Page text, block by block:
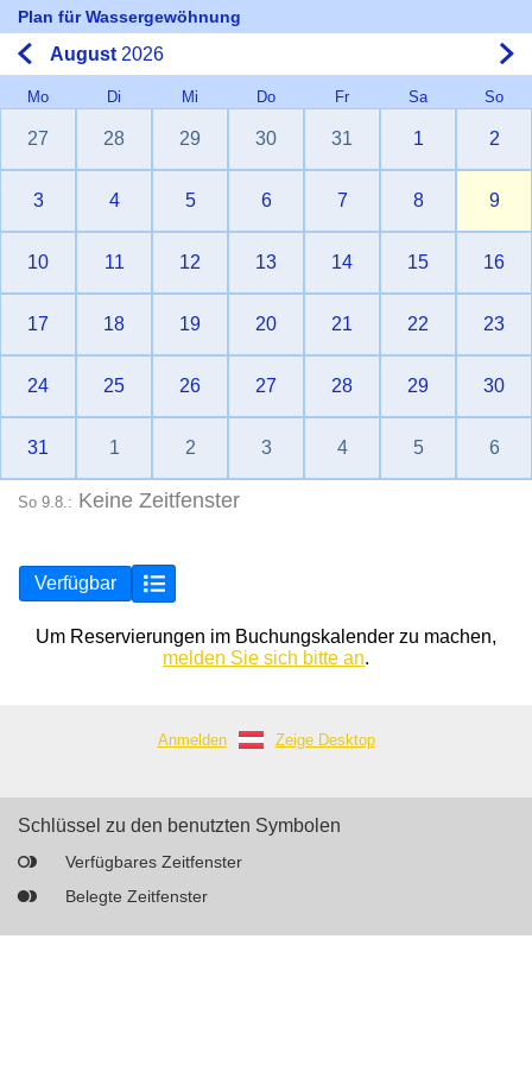
Plan für Wassergewöhnung
August 2026
Mo Di Mi Do Fr Sa So
27 28 29 30 31 1 2
3 4 5 6 7 8 9
10 11 12 13 14 15 16
17 18 19 20 21 22 23
24 25 26 27 28 29 30
31 1 2 3 4 5 6
So 9.8.: Keine Zeitfenster
Verfügbar
Um Reservierungen im Buchungskalender zu machen,
melden Sie sich bitte an.
Anmelden Zeige Desktop
Schlüssel zu den benutzten Symbolen
Verfügbares Zeitfenster
Belegte Zeitfenster